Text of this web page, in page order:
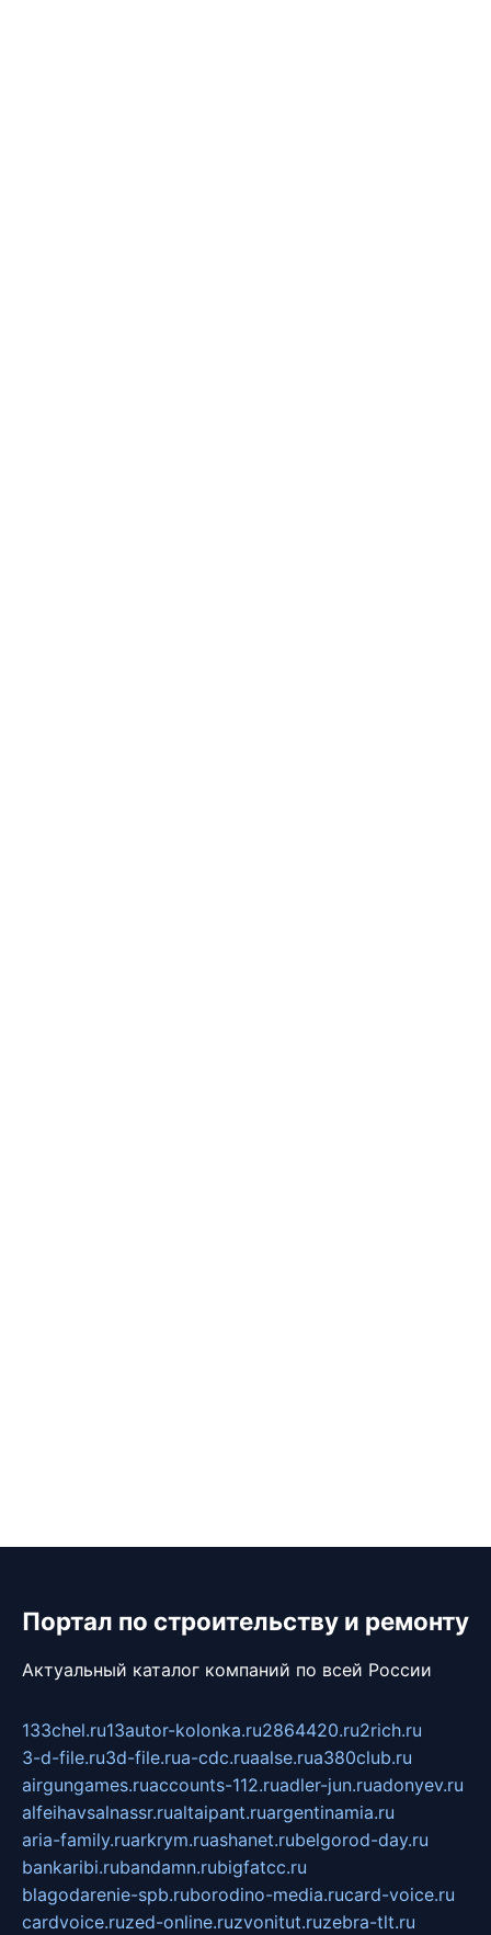
Портал по строительству и ремонту
Актуальный каталог компаний по всей России
133chel.ru13autor-kolonka.ru2864420.ru2rich.ru
3-d-file.ru3d-file.rua-cdc.ruaalse.rua380club.ru
airgungames.ruaccounts-112.ruadler-jun.ruadonyev.ru
alfeihavsalnassr.rualtaipant.ruargentinamia.ru
aria-family.ruarkrym.ruashanet.rubelgorod-day.ru
bankaribi.rubandamn.rubigfatcc.ru
blagodarenie-spb.ruborodino-media.rucard-voice.ru
cardvoice.ruzed-online.ruzvonitut.ruzebra-tlt.ru